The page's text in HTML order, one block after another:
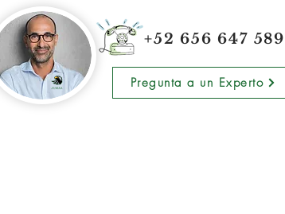
Pregunta a un Experto
+52 656 647